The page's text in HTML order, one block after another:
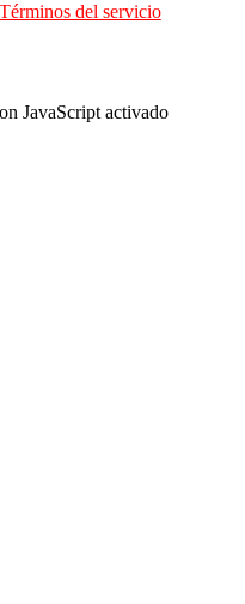
Términos del servicio
JavaScript activado